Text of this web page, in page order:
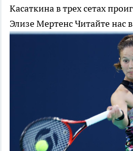
Касаткина в трех сетах
Элизе МертенсЧитайте нас